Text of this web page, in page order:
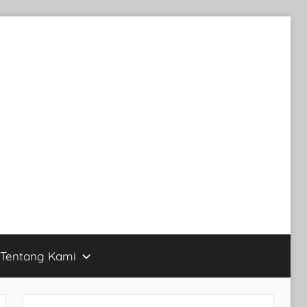
Tentang Kami